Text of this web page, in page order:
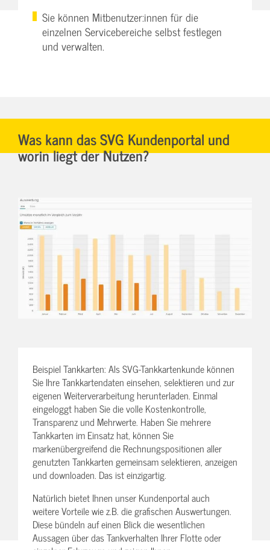
Sie können Mitbenutzer:innen für die
einzelnen Servicebereiche selbst festlegen
und verwalten.
Was kann das SVG Kundenportal und
worin liegt der Nutzen?
Beispiel Tankkarten: Als SVG-Tankkartenkunde können
Sie Ihre Tankkartendaten einsehen, selektieren und zur
eigenen Weiterverarbeitung herunterladen. Einmal
eingeloggt haben Sie die volle Kostenkontrolle,
Transparenz und Mehrwerte. Haben Sie mehrere
Tankkarten im Einsatz hat, können Sie
markenübergreifend die Rechnungspositionen aller
genutzten Tankkarten gemeinsam selektieren, anzeigen
und downloaden. Das ist einzigartig.
Natürlich bietet Ihnen unser Kundenportal auch
weitere Vorteile wie z.B. die grafischen Auswertungen.
Diese bündeln auf einen Blick die wesentlichen
Aussagen über das Tankverhalten Ihrer Flotte oder